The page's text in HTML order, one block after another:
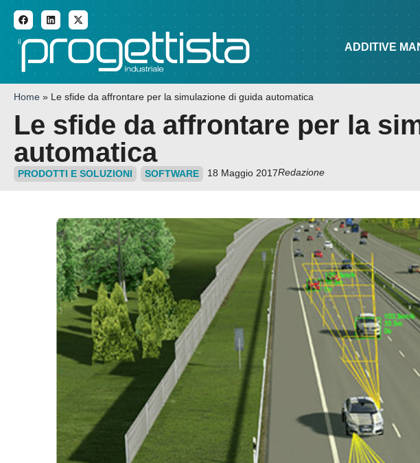
ADDITIVE MANUFACTURING QUADERNI DI
ADDITIVE
Home » Le sfide da affrontare per la simulazione di guida automatica
Le sfide da affrontare per la
automatica
PRODOTTI E SOLUZIONI SOFTWARE 18 Maggio 2017Redazione